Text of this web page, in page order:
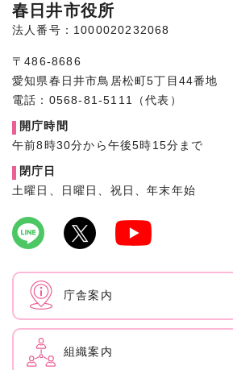
春日井市役所
法人番号：1000020232068
〒486-8686
愛知県春日井市鳥居松町5丁目44番地
電話：0568-81-5111（代表）
開庁時間
午前8時30分から午後5時15分まで
閉庁日
土曜日、日曜日、祝日、年末年始
庁舎案内
組織案内